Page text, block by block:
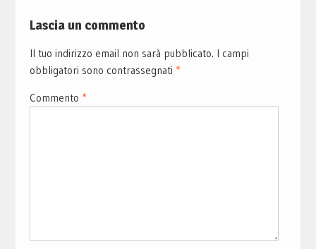
Lascia un commento
Il tuo indirizzo email non sarà pubblicato. I campi
obbligatori sono contrassegnati *
Commento *